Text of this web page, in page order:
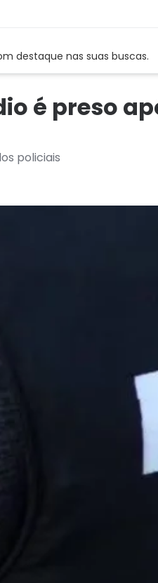
destaque nas suas buscas.
é preso
policiais